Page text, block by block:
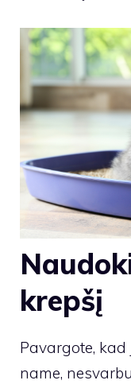
krepšį
Pavargote,
name,